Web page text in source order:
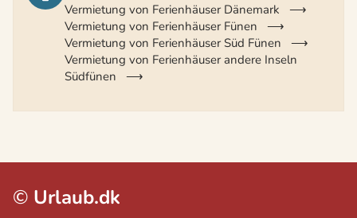
Vermietung von Ferienhäuser Dänemark
Vermietung von Ferienhäuser Fünen
Vermietung von Ferienhäuser Süd Fünen
Vermietung von Ferienhäuser andere Inseln
Südfünen
© Urlaub.dk